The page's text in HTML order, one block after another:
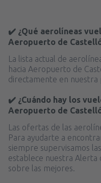
✔️ ¿Qué aerolíneas
Aeropuerto de
La lista actual de
hacia Aeropuerto de
directamente en nuestra
✔️ ¿Cuándo hay los
Aeropuerto de
Las ofertas de las
Para ayudarte a
siempre supervisamos
establece nuestra Alerta
sobre las mejores.